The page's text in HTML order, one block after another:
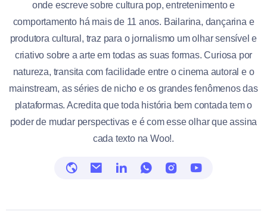
onde escreve sobre cultura pop, entretenimento e
comportamento há mais de 11 anos. Bailarina, dançarina e
produtora cultural, traz para o jornalismo um olhar sensível e
criativo sobre a arte em todas as suas formas. Curiosa por
natureza, transita com facilidade entre o cinema autoral e o
mainstream, as séries de nicho e os grandes fenômenos das
plataformas. Acredita que toda história bem contada tem o
poder de mudar perspectivas e é com esse olhar que assina
cada texto na Woo!.